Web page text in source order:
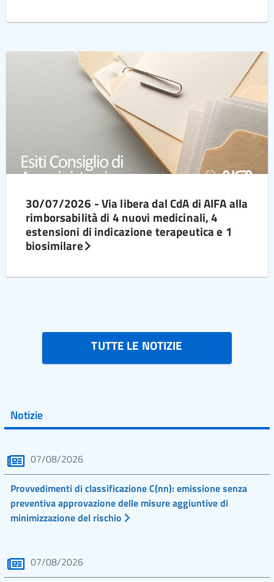
30/07/2026 - Via libera dal CdA di AIFA alla
rimborsabilità di 4 nuovi medicinali, 4
estensioni di indicazione terapeutica e 1
biosimilare
TUTTE LE NOTIZIE
Notizie
07/08/2026
Provvedimenti di classificazione C(nn): emissione senza
preventiva approvazione delle misure aggiuntive di
minimizzazione del rischio
07/08/2026